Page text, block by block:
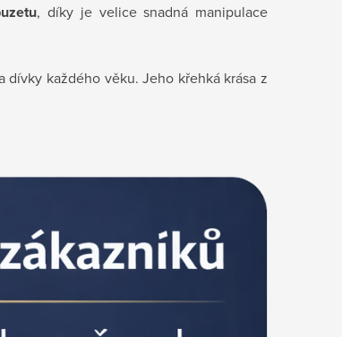
, díky je velice snadná manipulace
každého věku. Jeho křehká krása z